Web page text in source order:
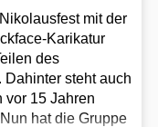
mit der
Karikatur
des
steht auch
vor 15 Jahren
hat die Gruppe